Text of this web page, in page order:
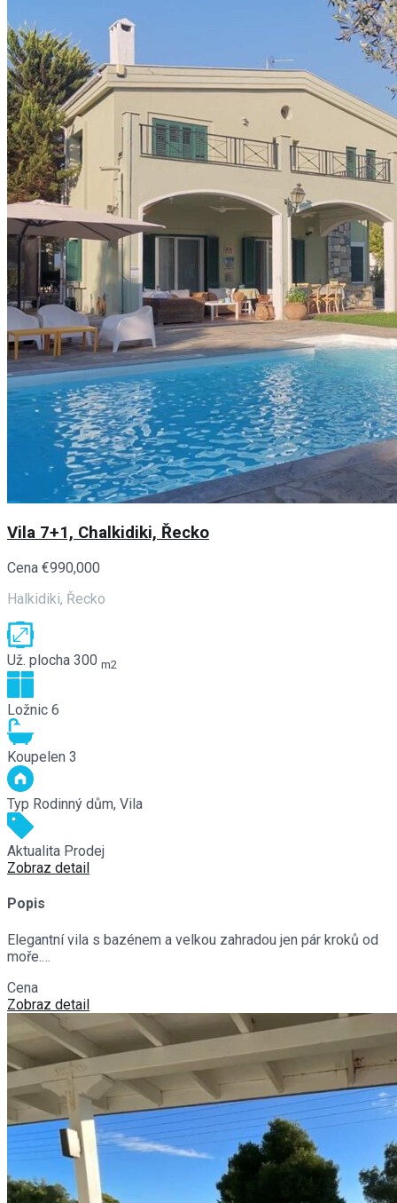
Vila 7+1, Chalkidiki, Řecko
Cena €990,000
Halkidiki, Řecko
Už. plocha 300 m2
Ložnic 6
Koupelen 3
Typ Rodinný dům, Vila
Aktualita Prodej
Zobraz detail
Popis
Elegantní vila s bazénem a velkou zahradou jen pár kroků od
moře.…
Cena
Zobraz detail